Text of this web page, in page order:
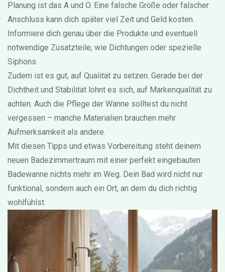
Planung ist das A und O. Eine falsche Größe oder falscher
Anschluss kann dich später viel Zeit und Geld kosten.
Informiere dich genau über die Produkte und eventuell
notwendige Zusatzteile, wie Dichtungen oder spezielle
Siphons.
Zudem ist es gut, auf Qualität zu setzen. Gerade bei der
Dichtheit und Stabilität lohnt es sich, auf Markenqualität zu
achten. Auch die Pflege der Wanne solltest du nicht
vergessen – manche Materialien brauchen mehr
Aufmerksamkeit als andere.
Mit diesen Tipps und etwas Vorbereitung steht deinem
neuen Badezimmertraum mit einer perfekt eingebauten
Badewanne nichts mehr im Weg. Dein Bad wird nicht nur
funktional, sondern auch ein Ort, an dem du dich richtig
wohlfühlst.